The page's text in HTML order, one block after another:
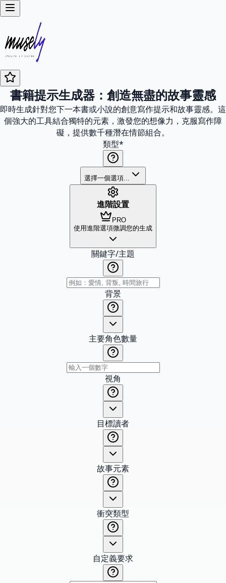
書籍提示生成器：創造無盡的故事靈感
即時生成針對您下一本書或小說的創意寫作提示和故事靈感。這
個強大的工具結合獨特的元素，激發您的想像力，克服寫作障
礙，提供數千種潛在情節組合。
類型*
選擇一個選項...
進階設置
PRO
使用進階選項微調您的生成
關鍵字/主題
背景
主要角色數量
視角
目標讀者
故事元素
衝突類型
自定義要求